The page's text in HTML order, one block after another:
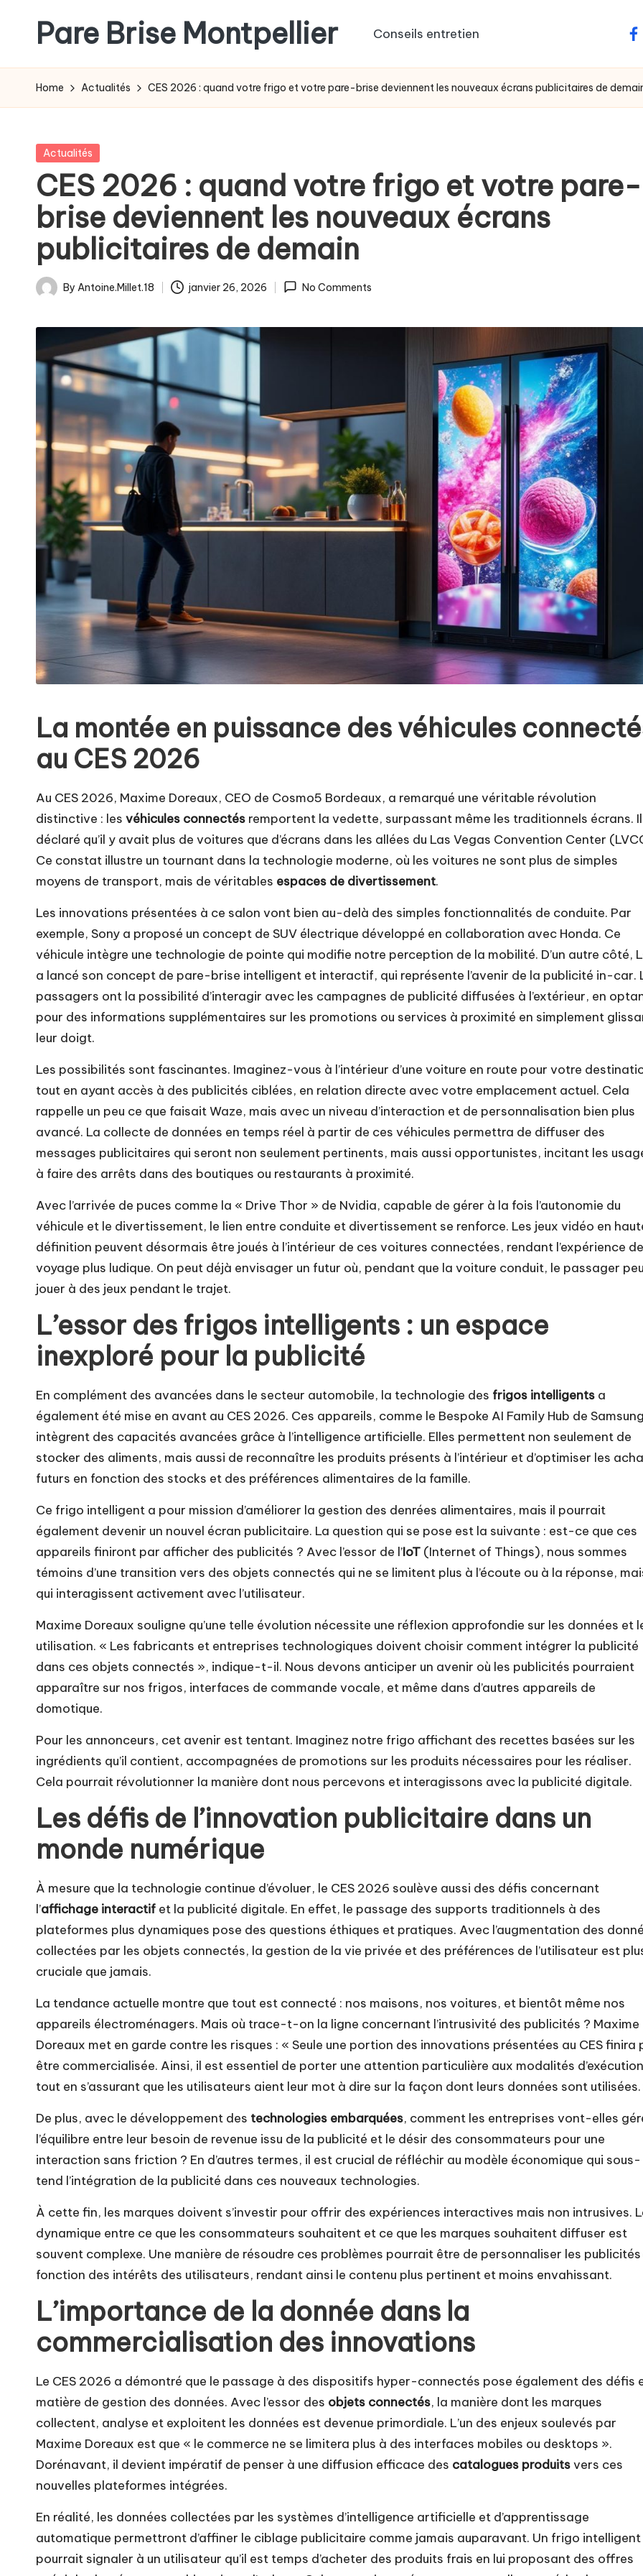
content
Pare Brise Montpellier Conseils entretien
Home Actualités CES 2026 : quand votre frigo et votre pare-brise deviennent les nouveaux écrans publicitaires de
Posted
Actualités
CES 2026 : quand votre frigo et votre pare-
brise deviennent les nouveaux écrans
publicitaires de demain
Posted
By Antoine.Millet.18 janvier 26, 2026 No Comments
La montée en puissance des véhicules
au CES 2026
Au CES 2026, Maxime Doreaux, CEO de Cosmo5 Bordeaux, a remarqué une véritable révolution
distinctive : les véhicules connectés remportent la vedette, surpassant même les traditionnels écrans.
déclaré qu’il y avait plus de voitures que d’écrans dans les allées du Las Vegas Convention Center
Ce constat illustre un tournant dans la technologie moderne, où les voitures ne sont plus de simples
moyens de transport, mais de véritables espaces de divertissement.
Les innovations présentées à ce salon vont bien au-delà des simples fonctionnalités de conduite. Par
exemple, Sony a proposé un concept de SUV électrique développé en collaboration avec Honda. Ce
véhicule intègre une technologie de pointe qui modifie notre perception de la mobilité. D’un autre côté,
a lancé son concept de pare-brise intelligent et interactif, qui représente l’avenir de la publicité in-car.
passagers ont la possibilité d’interagir avec les campagnes de publicité diffusées à l’extérieur, en
pour des informations supplémentaires sur les promotions ou services à proximité en simplement
leur doigt.
Les possibilités sont fascinantes. Imaginez-vous à l’intérieur d’une voiture en route pour votre
tout en ayant accès à des publicités ciblées, en relation directe avec votre emplacement actuel. Cela
rappelle un peu ce que faisait Waze, mais avec un niveau d’interaction et de personnalisation bien plus
avancé. La collecte de données en temps réel à partir de ces véhicules permettra de diffuser des
messages publicitaires qui seront non seulement pertinents, mais aussi opportunistes, incitant les
à faire des arrêts dans des boutiques ou restaurants à proximité.
Avec l’arrivée de puces comme la « Drive Thor » de Nvidia, capable de gérer à la fois l’autonomie du
véhicule et le divertissement, le lien entre conduite et divertissement se renforce. Les jeux vidéo en
définition peuvent désormais être joués à l’intérieur de ces voitures connectées, rendant l’expérience de
voyage plus ludique. On peut déjà envisager un futur où, pendant que la voiture conduit, le passager
jouer à des jeux pendant le trajet.
L’essor des frigos intelligents : un espace
inexploré pour la publicité
En complément des avancées dans le secteur automobile, la technologie des frigos intelligents a
également été mise en avant au CES 2026. Ces appareils, comme le Bespoke AI Family Hub de
intègrent des capacités avancées grâce à l’intelligence artificielle. Elles permettent non seulement de
stocker des aliments, mais aussi de reconnaître les produits présents à l’intérieur et d’optimiser les
futurs en fonction des stocks et des préférences alimentaires de la famille.
Ce frigo intelligent a pour mission d’améliorer la gestion des denrées alimentaires, mais il pourrait
également devenir un nouvel écran publicitaire. La question qui se pose est la suivante : est-ce que ces
appareils finiront par afficher des publicités ? Avec l’essor de l’IoT (Internet of Things), nous sommes
témoins d’une transition vers des objets connectés qui ne se limitent plus à l’écoute ou à la réponse,
qui interagissent activement avec l’utilisateur.
Maxime Doreaux souligne qu’une telle évolution nécessite une réflexion approfondie sur les données et
utilisation. « Les fabricants et entreprises technologiques doivent choisir comment intégrer la publicité
dans ces objets connectés », indique-t-il. Nous devons anticiper un avenir où les publicités pourraient
apparaître sur nos frigos, interfaces de commande vocale, et même dans d’autres appareils de
domotique.
Pour les annonceurs, cet avenir est tentant. Imaginez notre frigo affichant des recettes basées sur les
ingrédients qu’il contient, accompagnées de promotions sur les produits nécessaires pour les réaliser.
Cela pourrait révolutionner la manière dont nous percevons et interagissons avec la publicité digitale.
Les défis de l’innovation publicitaire dans un
monde numérique
À mesure que la technologie continue d’évoluer, le CES 2026 soulève aussi des défis concernant
l’affichage interactif et la publicité digitale. En effet, le passage des supports traditionnels à des
plateformes plus dynamiques pose des questions éthiques et pratiques. Avec l’augmentation des
collectées par les objets connectés, la gestion de la vie privée et des préférences de l’utilisateur est
cruciale que jamais.
La tendance actuelle montre que tout est connecté : nos maisons, nos voitures, et bientôt même nos
appareils électroménagers. Mais où trace-t-on la ligne concernant l’intrusivité des publicités ? Maxime
Doreaux met en garde contre les risques : « Seule une portion des innovations présentées au CES finira
être commercialisée. Ainsi, il est essentiel de porter une attention particulière aux modalités
tout en s’assurant que les utilisateurs aient leur mot à dire sur la façon dont leurs données sont utilisées.
De plus, avec le développement des technologies embarquées, comment les entreprises vont-elles
l’équilibre entre leur besoin de revenue issu de la publicité et le désir des consommateurs pour une
interaction sans friction ? En d’autres termes, il est crucial de réfléchir au modèle économique qui sous-
tend l’intégration de la publicité dans ces nouveaux technologies.
À cette fin, les marques doivent s’investir pour offrir des expériences interactives mais non intrusives.
dynamique entre ce que les consommateurs souhaitent et ce que les marques souhaitent diffuser est
souvent complexe. Une manière de résoudre ces problèmes pourrait être de personnaliser les publicités
fonction des intérêts des utilisateurs, rendant ainsi le contenu plus pertinent et moins envahissant.
L’importance de la donnée dans la
commercialisation des innovations
Le CES 2026 a démontré que le passage à des dispositifs hyper-connectés pose également des défis
matière de gestion des données. Avec l’essor des objets connectés, la manière dont les marques
collectent, analyse et exploitent les données est devenue primordiale. L’un des enjeux soulevés par
Maxime Doreaux est que « le commerce ne se limitera plus à des interfaces mobiles ou desktops ».
Dorénavant, il devient impératif de penser à une diffusion efficace des catalogues produitsvers ces
nouvelles plateformes intégrées.
En réalité, les données collectées par les systèmes d’intelligence artificielle et d’apprentissage
automatique permettront d’affiner le ciblage publicitaire comme jamais auparavant. Un frigo intelligent
pourrait signaler à un utilisateur qu’il est temps d’acheter des produits frais en lui proposant des offres